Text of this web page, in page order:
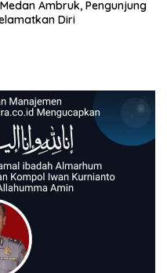
Ambruk, Pengunjung
Diri